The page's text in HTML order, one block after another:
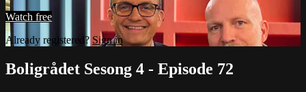
Watch free
Already registered? Sign in
Boligrådet Sesong 4 - Episode 72